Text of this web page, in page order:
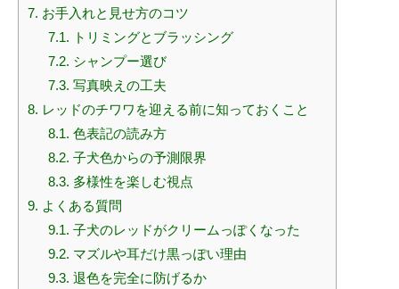
7. お手入れと見せ方のコツ
7.1. トリミングとブラッシング
7.2. シャンプー選び
7.3. 写真映えの工夫
8. レッドのチワワを迎える前に知っておくこと
8.1. 色表記の読み方
8.2. 子犬色からの予測限界
8.3. 多様性を楽しむ視点
9. よくある質問
9.1. 子犬のレッドがクリームっぽくなった
9.2. マズルや耳だけ黒っぽい理由
9.3. 退色を完全に防げるか